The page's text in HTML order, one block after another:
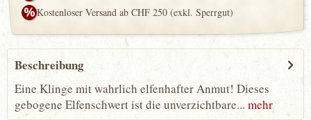
Kostenloser Versand ab CHF 250 (exkl. Sperrgut)
Beschreibung
Eine Klinge mit wahrlich elfenhafter Anmut! Dieses
gebogene Elfenschwert ist die unverzichtbare... mehr